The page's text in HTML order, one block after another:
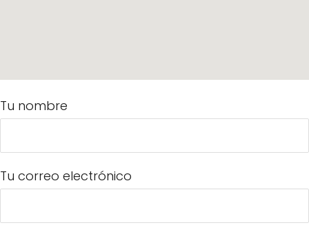
Tu nombre
Tu correo electrónico